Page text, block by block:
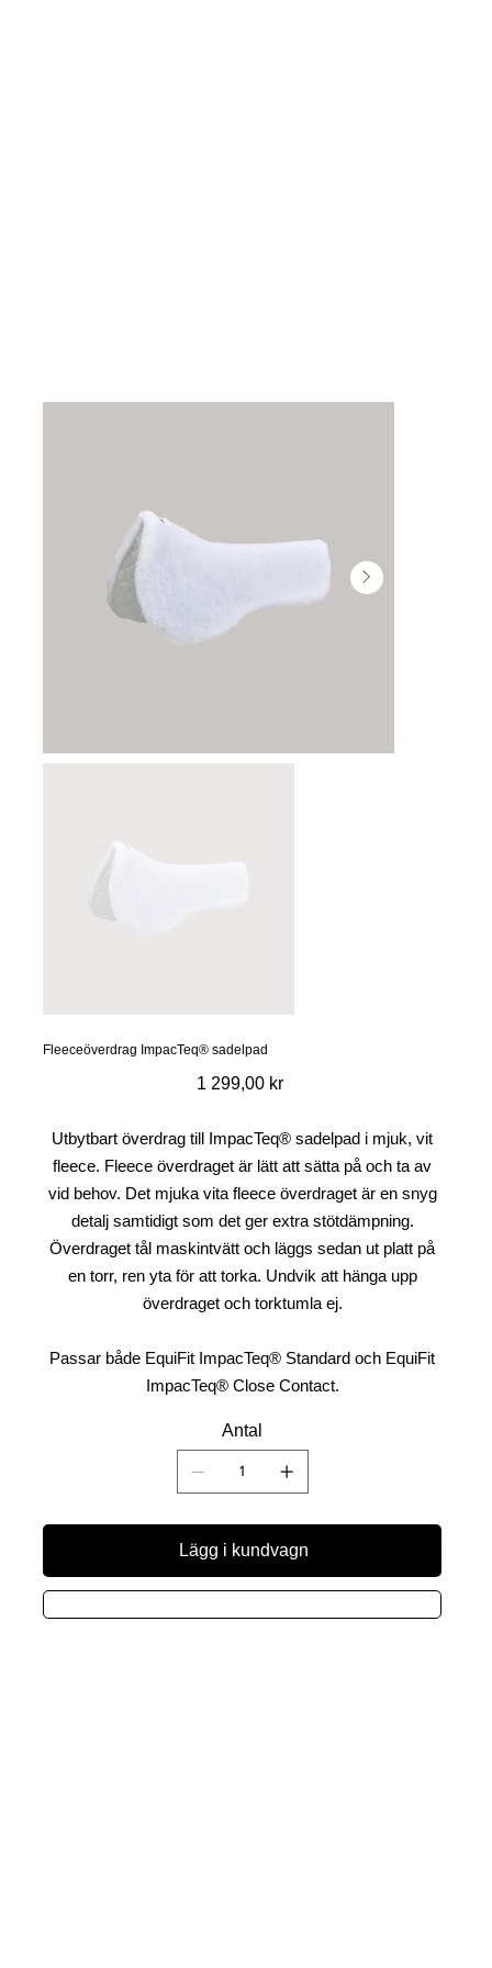
Fleeceöverdrag ImpacTeq® sadelpad
Pris
1 299,00 kr
Utbytbart överdrag till ImpacTeq® sadelpad i mjuk, vit
fleece. Fleece överdraget är lätt att sätta på och ta av
vid behov. Det mjuka vita fleece överdraget är en snyg
detalj samtidigt som det ger extra stötdämpning.
Överdraget tål maskintvätt och läggs sedan ut platt på
en torr, ren yta för att torka. Undvik att hänga upp
överdraget och torktumla ej.
Passar både EquiFit ImpacTeq® Standard och EquiFit
ImpacTeq® Close Contact.
Antal
Lägg i kundvagn